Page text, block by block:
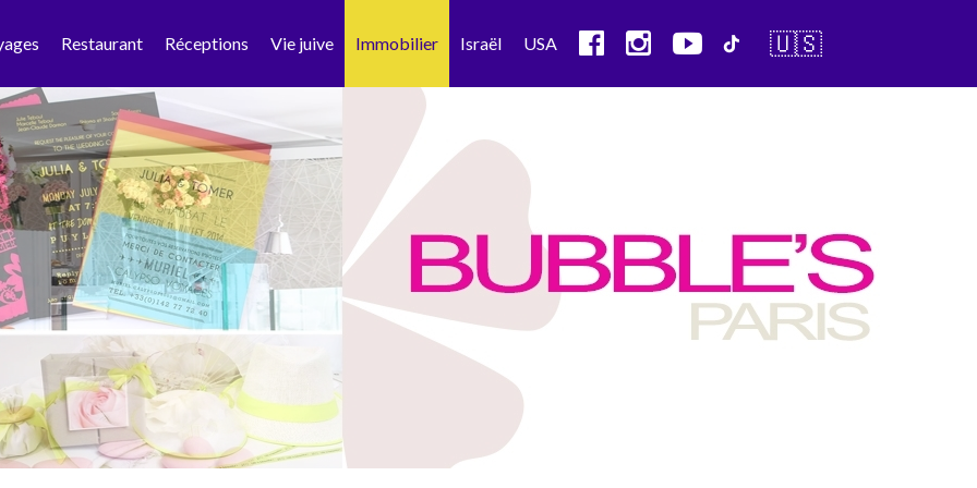
Restaurant Réceptions Vie juive Immobilier Israël USA 🇺🇸